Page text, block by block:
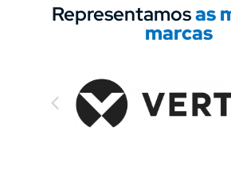
Representamosas
marcas